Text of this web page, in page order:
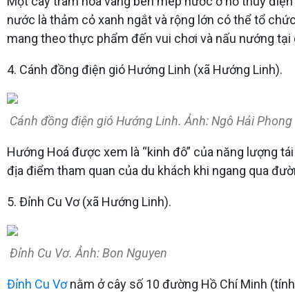
nước là thảm cỏ xanh ngắt và rộng lớn có thể tổ
mang theo thực phẩm đến vui chơi và nấu nướng tại
4. Cánh đồng điện gió Hướng Linh (xã Hướng Linh).
Cánh đồng điện gió Hướng Linh. Ảnh: Ngô Hải Phong
Hướng Hoá được xem là “kinh đô” của năng lượng
địa điểm tham quan của du khách khi ngang qua
5. Đỉnh Cu Vơ (xã Hướng Linh).
Đỉnh Cu Vơ. Ảnh: Bon Nguyen
Đỉnh Cu Vơnằm ở cây số 10 đường Hồ Chí Minh